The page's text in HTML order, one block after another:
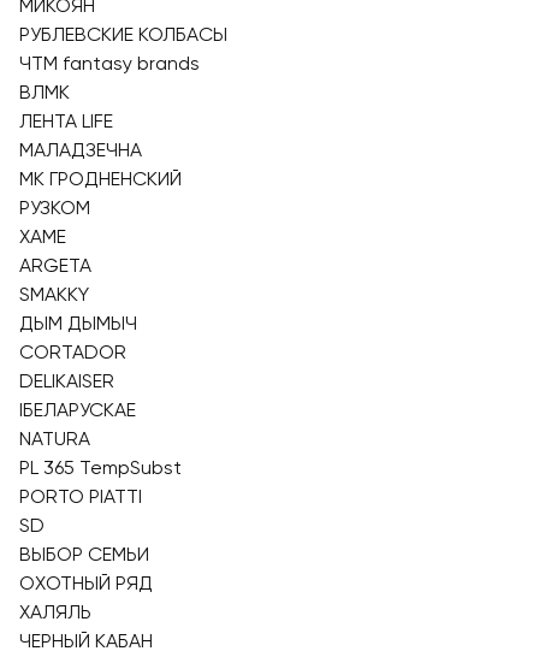
МИКОЯН
РУБЛЕВСКИЕ КОЛБАСЫ
ЧТМ fantasy brands
ВЛМК
ЛЕНТА LIFE
МАЛАДЗЕЧНА
МК ГРОДНЕНСКИЙ
РУЗКОМ
ХАМЕ
ARGETA
SMAKKY
ДЫМ ДЫМЫЧ
CORTADOR
DELIKAISER
IБЕЛАРУСКАЕ
NATURA
PL 365 TempSubst
PORTO PIATTI
SD
ВЫБОР СЕМЬИ
ОХОТНЫЙ РЯД
ХАЛЯЛЬ
ЧЕРНЫЙ КАБАН